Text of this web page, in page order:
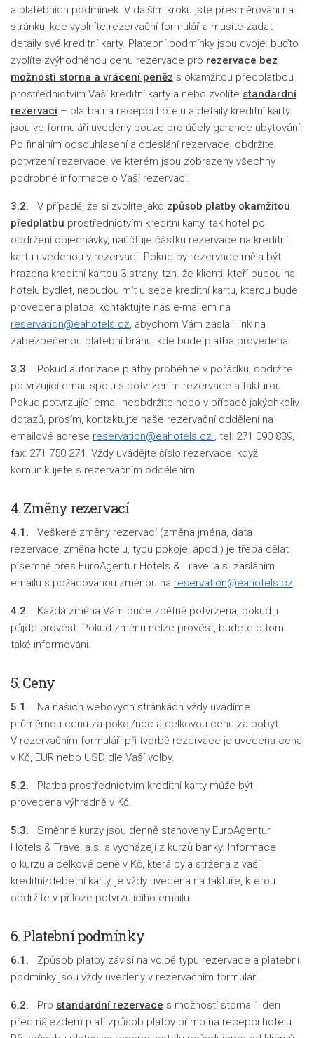
a platebních podmínek. V dalším kroku jste přesměrováni na
stránku, kde vyplníte rezervační formulář a musíte zadat
detaily své kreditní karty. Platební podmínky jsou dvoje: buďto
zvolíte zvýhodněnou cenu rezervace pro rezervace bez
možnosti storna a vrácení peněz s okamžitou předplatbou
prostřednictvím Vaší kreditní karty a nebo zvolíte standardní
rezervaci – platba na recepci hotelu a detaily kreditní karty
jsou ve formuláři uvedeny pouze pro účely garance ubytování.
Po finálním odsouhlasení a odeslání rezervace, obdržíte
potvrzení rezervace, ve kterém jsou zobrazeny všechny
podrobné informace o Vaší rezervaci.
3.2. V případě, že si zvolíte jako způsob platby okamžitou
předplatbu prostřednictvím kreditní karty, tak hotel po
obdržení objednávky, naúčtuje částku rezervace na kreditní
kartu uvedenou v rezervaci. Pokud by rezervace měla být
hrazena kreditní kartou 3.strany, tzn. že klienti, kteří budou na
hotelu bydlet, nebudou mít u sebe kreditní kartu, kterou bude
provedena platba, kontaktujte nás e-mailem na
reservation@eahotels.cz, abychom Vám zaslali link na
zabezpečenou platební bránu, kde bude platba provedena.
3.3. Pokud autorizace platby proběhne v pořádku, obdržíte
potvrzující email spolu s potvrzením rezervace a fakturou.
Pokud potvrzující email neobdržíte nebo v případě jakýchkoliv
dotazů, prosím, kontaktujte naše rezervační oddělení na
emailové adrese reservation@eahotels.cz , tel: 271 090 839,
fax: 271 750 274. Vždy uvádějte číslo rezervace, když
komunikujete s rezervačním oddělením.
4.Změny rezervací
4.1.
Veškeré změny rezervací (změna jména, data
rezervace, změna hotelu, typu pokoje, apod.) je třeba dělat
písemně přes EuroAgentur Hotels & Travel a.s. zasláním
emailu s požadovanou změnou na reservation@eahotels.cz .
4.2. Každá změna Vám bude zpětně potvrzena, pokud ji
půjde provést. Pokud změnu nelze provést, budete o tom
také informováni.
5. Ceny
5.1. Na našich webových stránkách vždy uvádíme
průměrnou cenu za pokoj/noc a celkovou cenu za pobyt.
V rezervačním formuláři při tvorbě rezervace je uvedena cena
v Kč, EUR nebo USD dle Vaší volby.
5.2.
Platba prostřednictvím kreditní karty může být
provedena výhradně v Kč.
5.3.
Směnné kurzy jsou denně stanoveny EuroAgentur
Hotels & Travel a.s. a vycházejí z kurzů banky. Informace
o kurzu a celkové ceně v Kč, která byla stržena z vaší
kreditní/debetní karty, je vždy uvedena na faktuře, kterou
obdržíte v příloze potvrzujícího emailu.
6. Platební podmínky
6.1. Způsob platby závisí na volbě typu rezervace a platební
podmínky jsou vždy uvedeny v rezervačním formuláři.
6.2. Pro standardní rezervace s možností storna 1 den
před nájezdem platí způsob platby přímo na recepci hotelu.